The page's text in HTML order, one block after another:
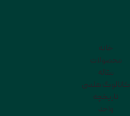
خانه
محصولات
مقاله
کاتالوگ هلسی
تاریخچه
واحد